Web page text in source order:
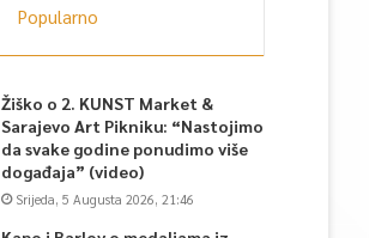
Popularno
Žiško o 2. KUNST Market &
Sarajevo Art Pikniku: “Nastojimo
da svake godine ponudimo više
događaja” (video)
Srijeda, 5 Augusta 2026, 21:46